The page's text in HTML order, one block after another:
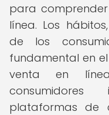
para
línea. Los
de los
fundamental en
venta en
plataformas de